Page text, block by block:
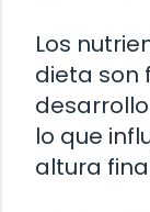
Los
dieta son
lo que
altura